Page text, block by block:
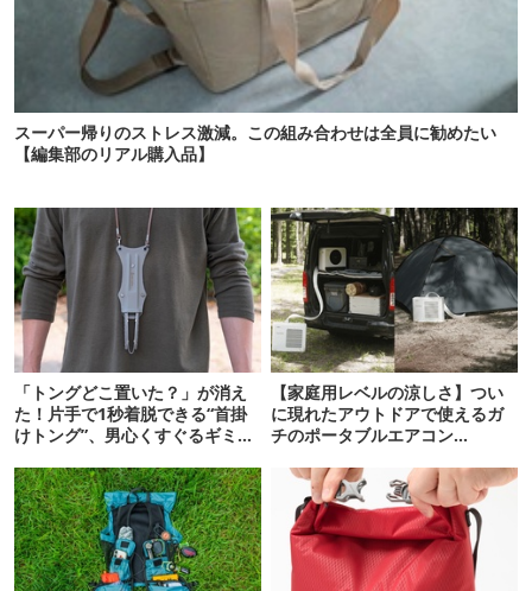
スーパー帰りのストレス激減。この組み合わせは全員に勧めたい
【編集部のリアル購入品】
「トングどこ置いた？」が消え
た！片手で1秒着脱できる“首掛
けトング”、男心くすぐるギミッ
【家庭用レベルの涼しさ】つい
に現れたアウトドアで使えるガ
チのポータブルエアコン